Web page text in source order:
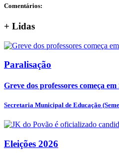
Comentários:
+ Lidas
Paralisação
Greve dos professores começa
Secretaria Municipal de Educação
Eleições 2026